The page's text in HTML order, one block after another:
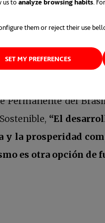
them or reject their use
SET MY PREFERENCES
‘desastres
generar el
la cultura local.
Permanente del
“El
y la prosperidad
es otra opción de